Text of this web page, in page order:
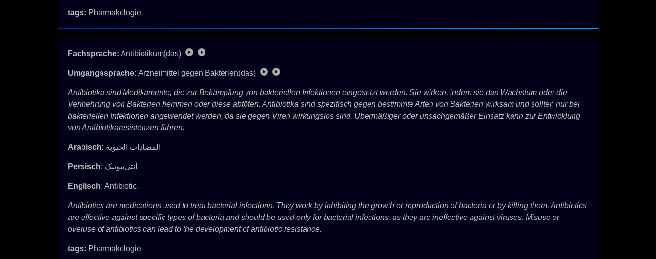
tags: Pharmakologie
Fachsprache: Antibiotikum(das)
Umgangssprache: Arzneimittel gegen Bakterien(das)
Antibiotika sind Medikamente, die zur Bekämpfung von bakteriellen Infektionen eingesetzt werden. Sie wirken, indem sie das Wachstum oder die
Vermehrung von Bakterien hemmen oder diese abtöten. Antibiotika sind spezifisch gegen bestimmte Arten von Bakterien wirksam und sollten nur bei
bakteriellen Infektionen angewendet werden, da sie gegen Viren wirkungslos sind. Übermäßiger oder unsachgemäßer Einsatz kann zur Entwicklung
von Antibiotikaresistenzen führen.
Arabisch: المضادات الحيوية
Persisch: آنتی‌بیوتیک
Englisch: Antibiotic.
Antibiotics are medications used to treat bacterial infections. They work by inhibiting the growth or reproduction of bacteria or by killing them. Antibiotics
are effective against specific types of bacteria and should be used only for bacterial infections, as they are ineffective against viruses. Misuse or
overuse of antibiotics can lead to the development of antibiotic resistance.
tags: Pharmakologie